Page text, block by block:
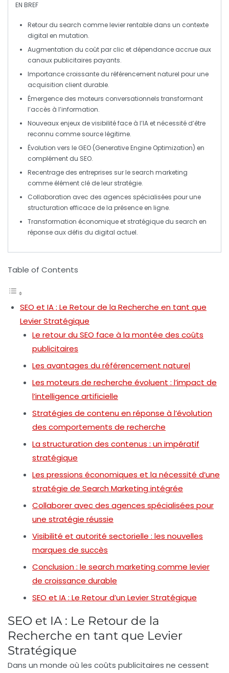
EN BREF
Retour du search comme levier rentable dans un contexte
digital en mutation.
Augmentation du coût par clic et dépendance accrue aux
canaux publicitaires payants.
Importance croissante du référencement naturel pour une
acquisition client durable.
Émergence des moteurs conversationnels transformant
l’accès à l’information.
Nouveaux enjeux devisibilitéface à l’IA et nécessité d’être
reconnu comme source légitime.
Évolution vers le GEO (Generative Engine Optimization) en
complément du SEO.
Recentrage des entreprises sur le search marketing
comme élément clé de leur stratégie.
Collaboration avec des agences spécialisées pour une
structuration efficace de la présence en ligne.
Transformation économique et stratégique du search en
réponse aux défis du digital actuel.
Table of Contents
SEO et IA : Le Retour de la Recherche en tant que
Levier Stratégique
Le retour du SEO face à la montée des coûts
publicitaires
Les avantages du référencement naturel
Les moteurs de recherche évoluent : l’impact de
l’intelligence artificielle
Stratégies de contenu en réponse à l’évolution
des comportements de recherche
La structuration des contenus : un impératif
stratégique
Les pressions économiques et la nécessité d’une
stratégie de Search Marketing intégrée
Collaborer avec des agences spécialisées pour
une stratégie réussie
Visibilité et autorité sectorielle : les nouvelles
marques de succès
Conclusion : le search marketing comme levier
de croissance durable
SEO et IA : Le Retour d’un Levier Stratégique
SEO et IA : Le Retour de la
Recherche en tant que Levier
Stratégique
Dans un monde où les coûts publicitaires ne cessent